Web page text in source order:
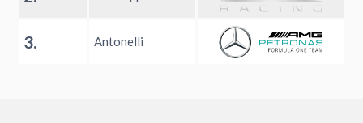
3. Antonelli